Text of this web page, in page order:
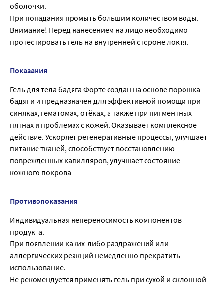
оболочки.
При попадания промыть большим количеством воды.
Внимание! Перед нанесением на лицо необходимо
протестировать гель на внутренней стороне локтя.
Показания
Гель для тела бадяга Форте создан на основе порошка
бадяги и предназначен для эффективной помощи при
синяках, гематомах, отёках, а также при пигментных
пятнах и проблемах с кожей. Оказывает комплексное
действие. Ускоряет регенеративные процессы, улучшает
питание тканей, способствует восстановлению
поврежденных капилляров, улучшает состояние
кожного покрова
Противопоказания
Индивидуальная непереносимость компонентов
продукта.
При появлении каких-либо раздражений или
аллергических реакций немедленно прекратить
использование.
Не рекомендуется применять гель при сухой и склонной